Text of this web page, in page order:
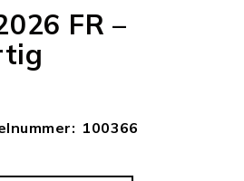
FR –
100366